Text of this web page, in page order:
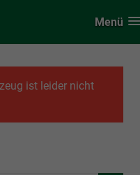
Menü
ist leider nicht